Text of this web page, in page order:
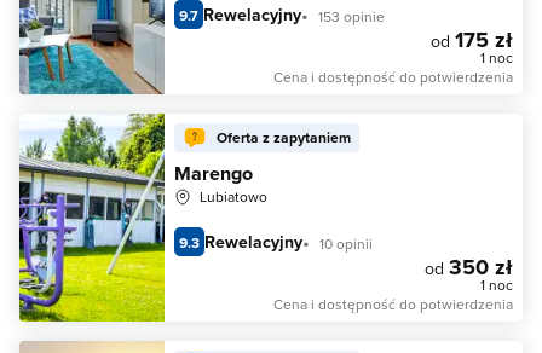
9.7 Rewelacyjny 153 opinie
od 175 zł
1 noc
Cena i dostępność do potwierdzenia
Oferta z zapytaniem
Marengo
Lubiatowo
9.3 Rewelacyjny 10 opinii
od 350 zł
1 noc
Cena i dostępność do potwierdzenia